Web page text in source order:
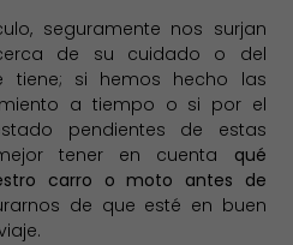
seguramente nos surjan
de su cuidado o del
tiene; si hemos hecho las
a tiempo o si por el
pendientes de estas
tener en cuenta qué
carro o moto antes de
de que esté en buen